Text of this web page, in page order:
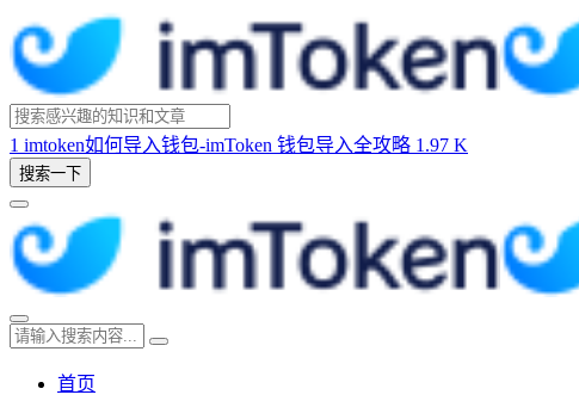
1 imtoken如何导入钱包-imToken 钱包导入全攻略 1.97 K
搜索一下
首页